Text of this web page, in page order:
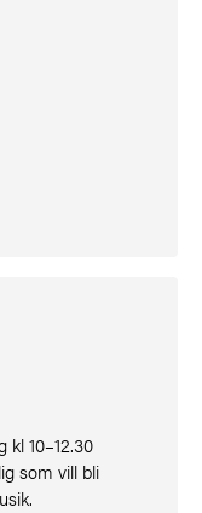
10–12.30
som vill bli